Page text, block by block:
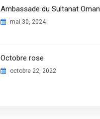
Ambassade du Sultanat Oman
mai 30, 2024
Octobre rose
octobre 22, 2022